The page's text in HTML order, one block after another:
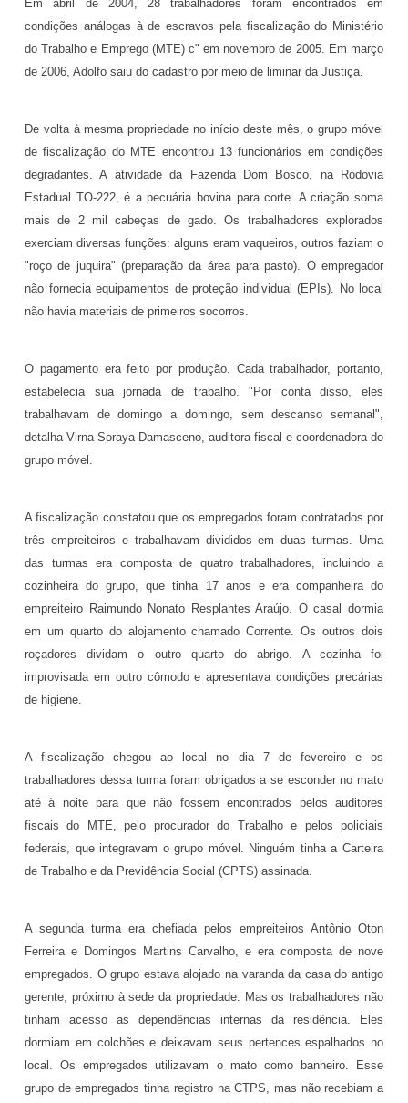
Em abril de 2004, 28 trabalhadores foram encontrados em
condições análogas à de escravos pela fiscalização do Ministério
do Trabalho e Emprego (MTE) c" em novembro de 2005. Em março
de 2006, Adolfo saiu do cadastro por meio de liminar da Justiça.
De volta à mesma propriedade no início deste mês, o grupo móvel
de fiscalização do MTE encontrou 13 funcionários em condições
degradantes. A atividade da Fazenda Dom Bosco, na Rodovia
Estadual TO-222, é a pecuária bovina para corte. A criação soma
mais de 2 mil cabeças de gado. Os trabalhadores explorados
exerciam diversas funções: alguns eram vaqueiros, outros faziam o
"roço de juquira" (preparação da área para pasto). O empregador
não fornecia equipamentos de proteção individual (EPIs). No local
não havia materiais de primeiros socorros.
O pagamento era feito por produção. Cada trabalhador, portanto,
estabelecia sua jornada de trabalho. "Por conta disso, eles
trabalhavam de domingo a domingo, sem descanso semanal",
detalha Virna Soraya Damasceno, auditora fiscal e coordenadora do
grupo móvel.
A fiscalização constatou que os empregados foram contratados por
três empreiteiros e trabalhavam divididos em duas turmas. Uma
das turmas era composta de quatro trabalhadores, incluindo a
cozinheira do grupo, que tinha 17 anos e era companheira do
empreiteiro Raimundo Nonato Resplantes Araújo. O casal dormia
em um quarto do alojamento chamado Corrente. Os outros dois
roçadores dividam o outro quarto do abrigo. A cozinha foi
improvisada em outro cômodo e apresentava condições precárias
de higiene.
A fiscalização chegou ao local no dia 7 de fevereiro e os
trabalhadores dessa turma foram obrigados a se esconder no mato
até à noite para que não fossem encontrados pelos auditores
fiscais do MTE, pelo procurador do Trabalho e pelos policiais
federais, que integravam o grupo móvel. Ninguém tinha a Carteira
de Trabalho e da Previdência Social (CPTS) assinada.
A segunda turma era chefiada pelos empreiteiros Antônio Oton
Ferreira e Domingos Martins Carvalho, e era composta de nove
empregados. O grupo estava alojado na varanda da casa do antigo
gerente, próximo à sede da propriedade. Mas os trabalhadores não
tinham acesso as dependências internas da residência. Eles
dormiam em colchões e deixavam seus pertences espalhados no
local. Os empregados utilizavam o mato como banheiro. Esse
grupo de empregados tinha registro na CTPS, mas não recebiam a